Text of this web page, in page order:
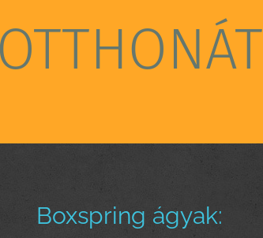
OTTHONÁT
Boxspring ágyak: